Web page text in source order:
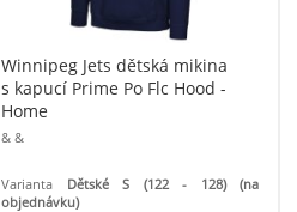
Winnipeg Jets dětská mikina
s kapucí Prime Po Flc Hood -
Home
& &
Varianta Dětské S (122 - 128) (na
objednávku)